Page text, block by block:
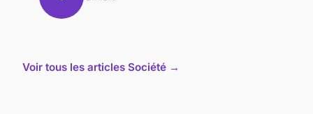
Voir tous les articles Société →